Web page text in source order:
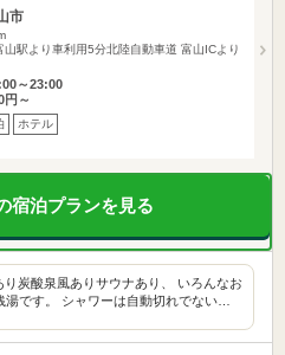
市
山駅より車利用5分北陸自動車道 富山ICより
～23:00
円～
ホテル
宿泊プランを見る
炭酸泉風ありサウナあり、 いろんなお
湯です。 シャワーは自動切れでない…